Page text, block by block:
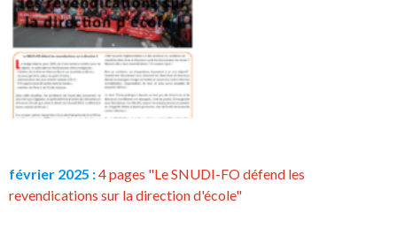
février 2025 :4 pages "Le SNUDI-FO défend les
revendications sur la direction d'école"